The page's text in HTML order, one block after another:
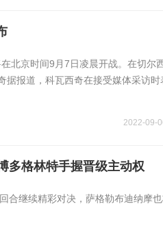
北京时间9月7日凌晨开战。在切尔
据报道，科瓦西奇在接受媒体采访时
2022-09-
多格林特手握晋级主动权
合继续精彩对决，萨格勒布迪纳摩